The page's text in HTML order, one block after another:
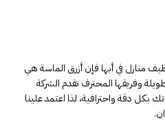
في أبها فإن أزرق الماسة هي
وفريقها المحترف تقدم الشركة
بكل دقة واحترافية، لذا اعتمد علينا